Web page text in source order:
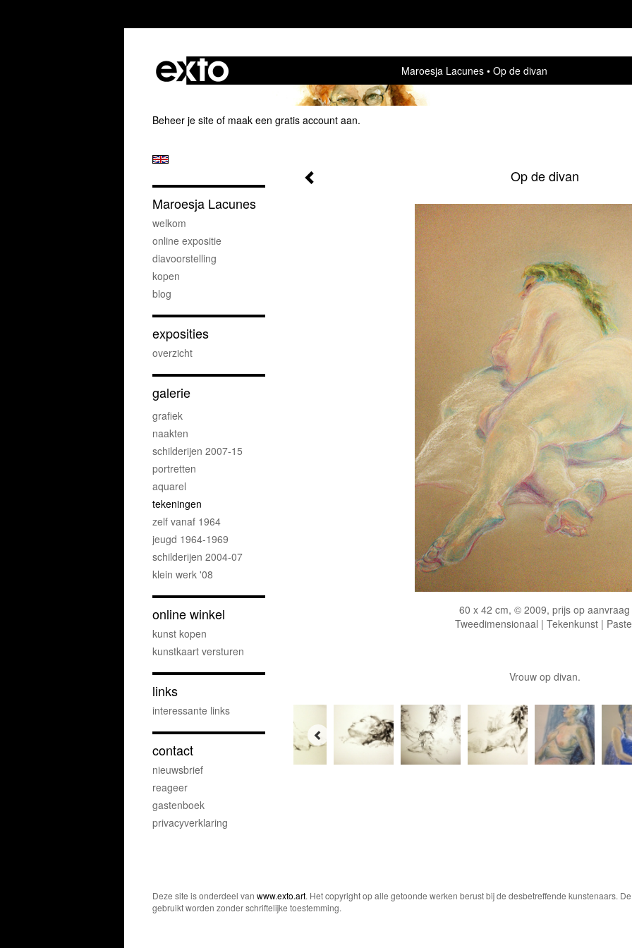
Maroesja Lacunes Op de divan
Beheer je site of maak een gratis account aan.
Op de divan
60 x 42 cm, © 2009, prijs op aanvraag
Tweedimensionaal | Tekenkunst |
Vrouw op divan.
Maroesja Lacunes
welkom
online expositie
diavoorstelling
kopen
blog
exposities
overzicht
galerie
grafiek
naakten
schilderijen 2007-15
portretten
aquarel
tekeningen
zelf vanaf 1964
jeugd 1964-1969
schilderijen 2004-07
klein werk '08
online winkel
kunst kopen
kunstkaart versturen
links
interessante links
contact
nieuwsbrief
reageer
gastenboek
privacyverklaring
Deze site is onderdeel van www.exto.art. Het copyright op alle getoonde werken berust bij de desbetreffende kunstenaars.
gebruikt worden zonder schriftelijke toestemming.